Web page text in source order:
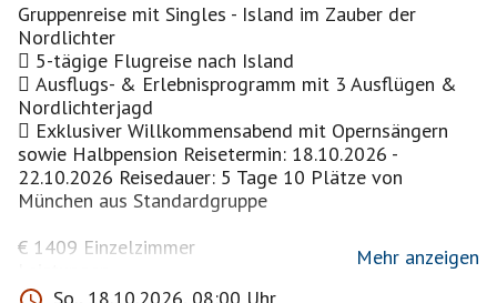
Gruppenreise mit Singles - Island im Zauber der
Nordlichter
 5-tägige Flugreise nach Island
 Ausflugs- & Erlebnisprogramm mit 3 Ausflügen &
Nordlichterjagd
 Exklusiver Willkommensabend mit Opernsängern
sowie Halbpension Reisetermin: 18.10.2026 -
22.10.2026 Reisedauer: 5 Tage 10 Plätze von
München aus Standardgruppe
€ 1409 Einzelzimmer
• 5-tägige Flugreise nach Island
Mehr anzeigen